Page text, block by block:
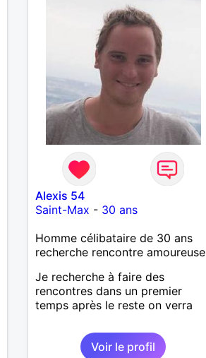
Alexis 54
Saint-Max - 30 ans
Homme célibataire de 30 ans
recherche rencontre amoureuse
Je recherche à faire des
rencontres dans un premier
temps après le reste on verra
Voir le profil